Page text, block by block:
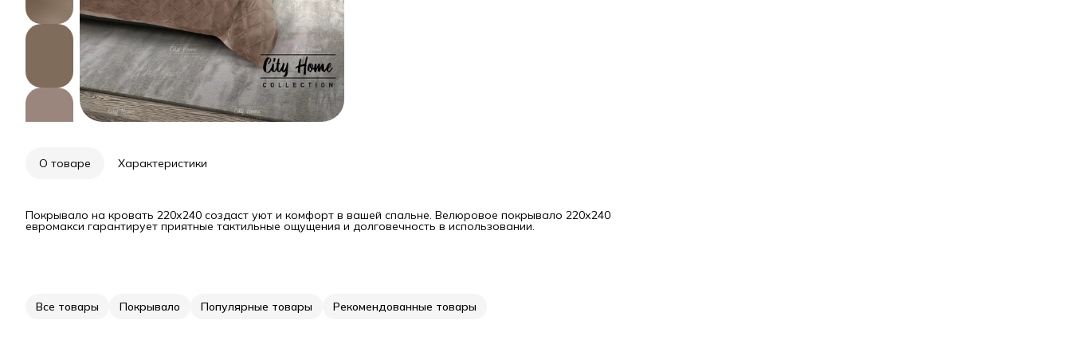
О товаре Характеристики
Покрывало на кровать 220х240 создаст уют и комфорт в вашей спальне. Велюровое покрывало 220х240
евромакси гарантирует приятные тактильные ощущения и долговечность в использовании.
Все товары Покрывало Популярные товары Рекомендованные товары